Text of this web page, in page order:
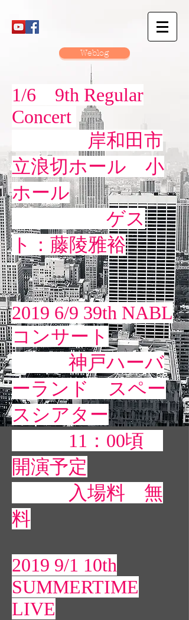
Weblog
1/6 9th Regular
Concert
岸和田市
立浪切ホール 小
ホール
ゲス
ト：藤陵雅裕
2019 6/9 39th NABL
コンサート
神戸ハーバ
ーランド スペー
スシアター
11：00頃
開演予定
入場料 無
料
2019 9/1 10th
SUMMERTIME
LIVE